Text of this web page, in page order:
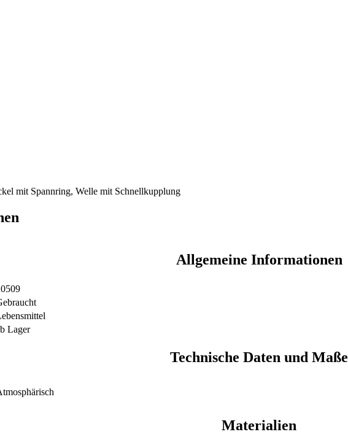
mit Spannring, Welle mit Schnellkupplung
Allgemeine Informationen
Lager
Technische Daten und Maße
Materialien